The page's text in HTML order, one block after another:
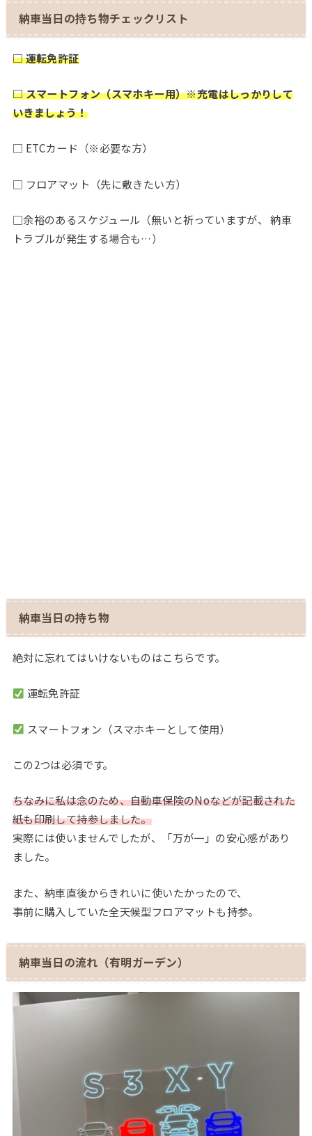
納車当日の持ち物チェックリスト
□ 運転免許証
□ スマートフォン（スマホキー用）※充電はしっかりして
いきましょう！
□ ETCカード（※必要な方）
□ フロアマット（先に敷きたい方）
□余裕のあるスケジュール（無いと祈っていますが、 納車
トラブルが発生する場合も…）
納車当日の持ち物
絶対に忘れてはいけないものはこちらです。
運転免許証
スマートフォン（スマホキーとして使用）
この2つは必須です。
ちなみに私は念のため、自動車保険のNoなどが記載された
紙も印刷して持参しました。
実際には使いませんでしたが、「万が一」の安心感があり
ました。
また、納車直後からきれいに使いたかったので、
事前に購入していた全天候型フロアマットも持参。
納車当日の流れ（有明ガーデン）